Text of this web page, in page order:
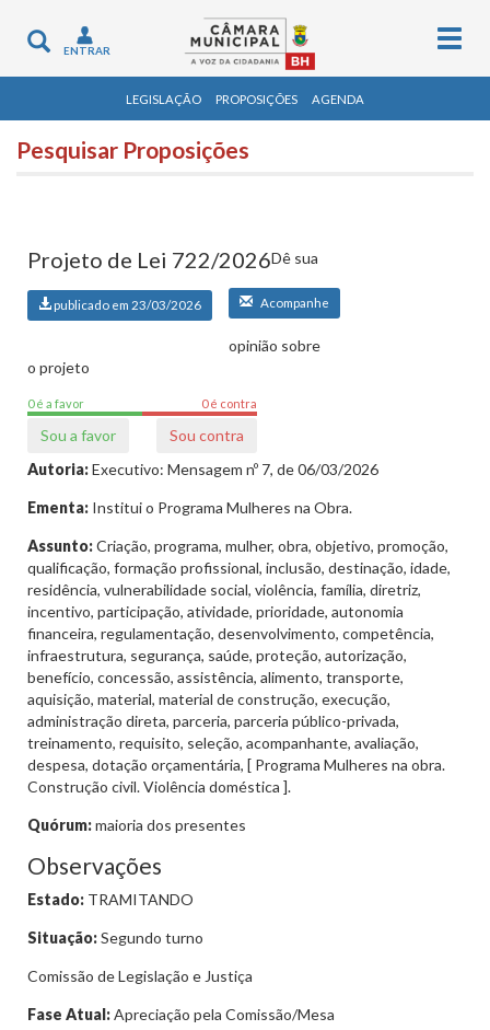
Toggle
navigation
ENTRAR
LEGISLAÇÃO PROPOSIÇÕES AGENDA
Pesquisar Proposições
Projeto de Lei 722/2026
publicado em 23/03/2026 Acompanhe
Dê sua
opinião sobre
o projeto
0 é a favor 0 é contra
Sou a favor
Sou contra
Autoria:Executivo: Mensagem nº 7, de 06/03/2026
Ementa: Institui o Programa Mulheres na Obra.
Assunto:Criação, programa, mulher, obra, objetivo, promoção,
qualificação, formação profissional, inclusão, destinação, idade,
residência, vulnerabilidade social, violência, família, diretriz,
incentivo, participação, atividade, prioridade, autonomia
financeira, regulamentação, desenvolvimento, competência,
infraestrutura, segurança, saúde, proteção, autorização,
benefício, concessão, assistência, alimento, transporte,
aquisição, material, material de construção, execução,
administração direta, parceria, parceria público-privada,
treinamento, requisito, seleção, acompanhante, avaliação,
despesa, dotação orçamentária, [ Programa Mulheres na obra.
Construção civil. Violência doméstica ].
Quórum:maioria dos presentes
Observações
Estado: TRAMITANDO
Situação:Segundo turno
Comissão de Legislação e Justiça
Fase Atual:Apreciação pela Comissão/Mesa